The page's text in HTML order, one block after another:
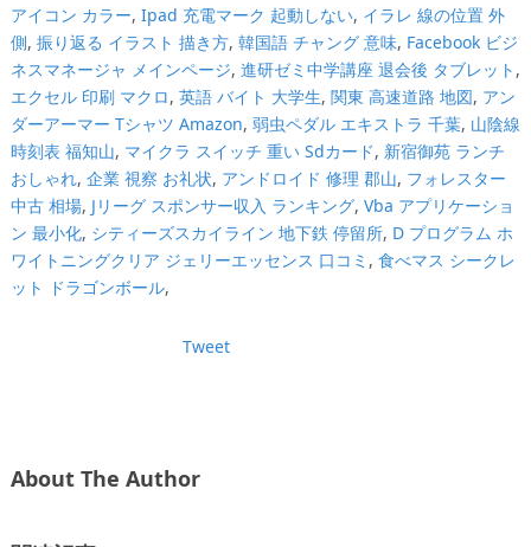
アイコン カラー, Ipad 充電マーク 起動しない, イラレ 線の位置 外
側, 振り返る イラスト 描き方, 韓国語 チャング 意味, Facebook ビジ
ネスマネージャ メインページ, 進研ゼミ中学講座 退会後 タブレット ,
エクセル 印刷 マクロ, 英語 バイト 大学生, 関東 高速道路 地図, アン
ダーアーマー Tシャツ Amazon, 弱虫ペダル エキストラ 千葉, 山陰線
時刻表 福知山, マイクラ スイッチ 重い Sdカード, 新宿御苑 ランチ
おしゃれ, 企業 視察 お礼状, アンドロイド 修理 郡山, フォレスター
中古 相場, Jリーグ スポンサー収入 ランキング, Vba アプリケーショ
ン 最小化, シティーズスカイライン 地下鉄 停留所, D プログラム ホ
ワイトニングクリア ジェリーエッセンス 口コミ , 食べマス シークレ
ット ドラゴンボール,
Tweet
About The Author